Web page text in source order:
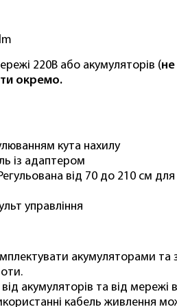
220В або акумуляторів (
окремо.
кута нахилу
із адаптером
від 70 до 210 см для
управління
акумуляторами
акумуляторів та від мережі
кабель живлення